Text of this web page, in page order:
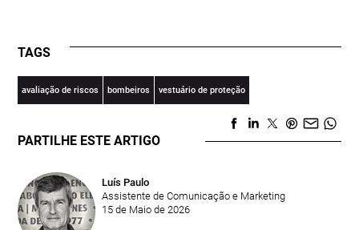
TAGS
avaliação de riscos bombeiros vestuário de proteção
PARTILHE ESTE ARTIGO
Luís Paulo
Assistente de Comunicação e Marketing
15 de Maio de 2026